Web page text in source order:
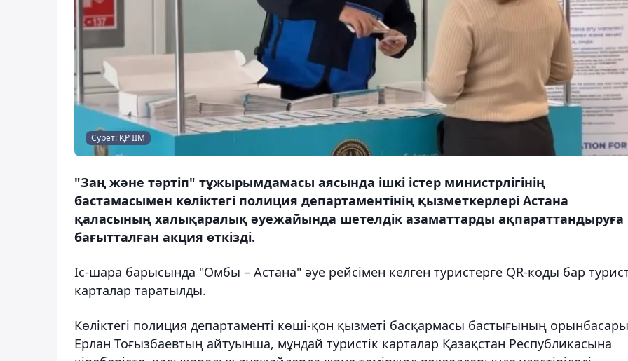
Сурет: ҚР ІІМ
"Заң және тәртіп" тұжырымдамасы аясында ішкі істер министрлігінің
бастамасымен көліктегі полиция департаментінің қызметкерлері Астана
қаласының халықаралық әуежайында шетелдік азаматтарды ақпараттандыруға
бағытталған акция өткізді.
Іс-шара барысында "Омбы – Астана" әуе рейсімен келген туристерге QR-коды бар
карталар таратылды.
Көліктегі полиция департаменті көші-қон қызметі басқармасы бастығының орынбасары
Ерлан Тоғызбаевтың айтуынша, мұндай туристік карталар Қазақстан Республикасына